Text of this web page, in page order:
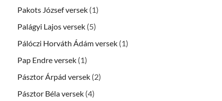
Pakots József versek (1)
Palágyi Lajos versek (5)
Pálóczi Horváth Ádám versek (1)
Pap Endre versek (1)
Pásztor Árpád versek (2)
Pásztor Béla versek (4)